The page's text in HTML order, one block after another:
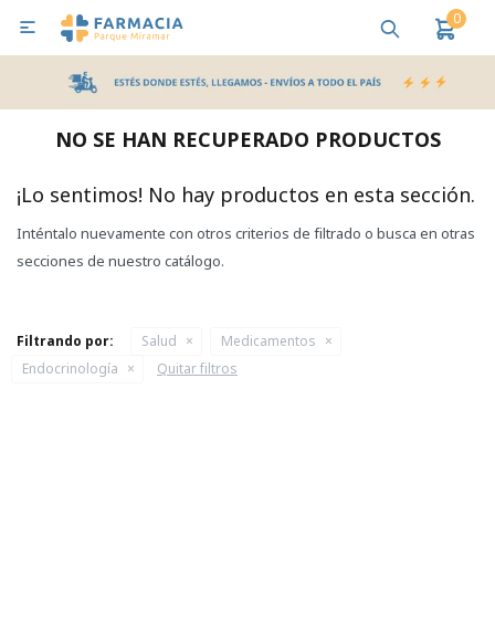
0

NO SE HAN RECUPERADO PRODUCTOS
¡Lo sentimos! No hay productos en esta sección.
Inténtalo nuevamente con otros criterios de filtrado o busca en otras
secciones de nuestro catálogo.
Filtrando por: Salud
Medicamentos
Endocrinología
Quitar filtros
MI CUENTA
Bebes y Maternidad Salud
Pañales y Toallitas
Lactancia y Nutrición
Higiene y Bienestar